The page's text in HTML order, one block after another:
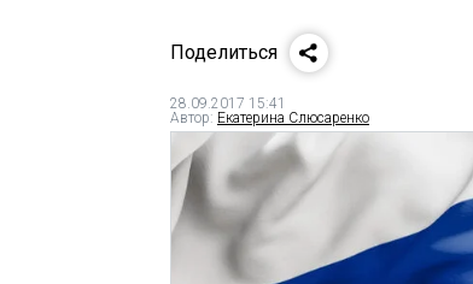
Поделиться
28.09.2017 15:41
Автор: Екатерина Слюсаренко